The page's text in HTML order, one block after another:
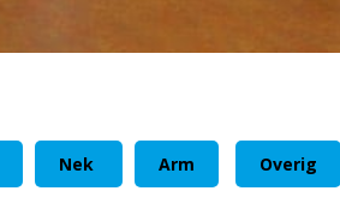
Nek Arm Overig